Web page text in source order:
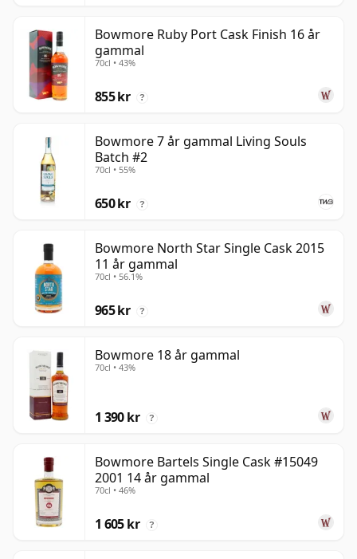
Bowmore Ruby Port Cask Finish 16 år
gammal
70cl • 43%
855 kr ?
Bowmore 7 år gammal Living Souls
Batch #2
70cl • 55%
650 kr ?
Bowmore North Star Single Cask 2015
11 år gammal
70cl • 56.1%
965 kr ?
Bowmore 18 år gammal
70cl • 43%
1 390 kr ?
Bowmore Bartels Single Cask #15049
2001 14 år gammal
70cl • 46%
1 605 kr ?